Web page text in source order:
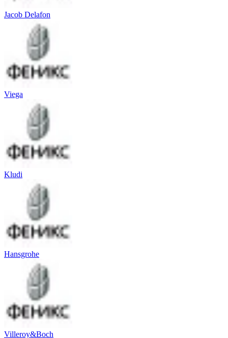
Jacob Delafon
Viega
Kludi
Hansgrohe
Villeroy&Boch